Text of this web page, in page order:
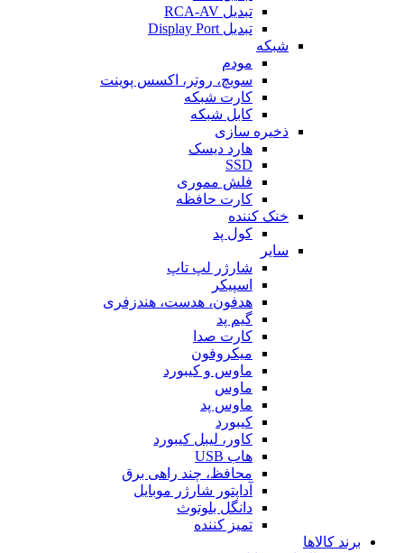
تبدیل RCA-AV
تبدیل Display Port
شبکه
مودم
سویچ، روتر، اکسس پوینت
کارت شبکه
کابل شبکه
ذخیره سازی
هارد دیسک
SSD
فلش مموری
کارت حافظه
خنک کننده
کول پد
سایر
شارژر لپ تاپ
اسپیکر
هدفون، هدست، هندزفری
گیم پد
کارت صدا
میکروفون
ماوس و کیبورد
ماوس
ماوس پد
کیبورد
کاور، لیبل کیبورد
هاب USB
محافظ، چند راهی برق
آداپتور شارژر موبایل
دانگل بلوتوث
تمیز کننده
برند کالاها